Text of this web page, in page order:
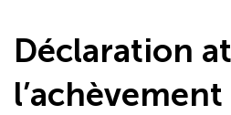
Déclaration